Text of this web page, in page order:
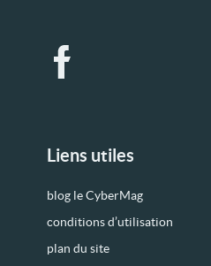
Liens utiles
blog le CyberMag
conditions d’utilisation
plan du site